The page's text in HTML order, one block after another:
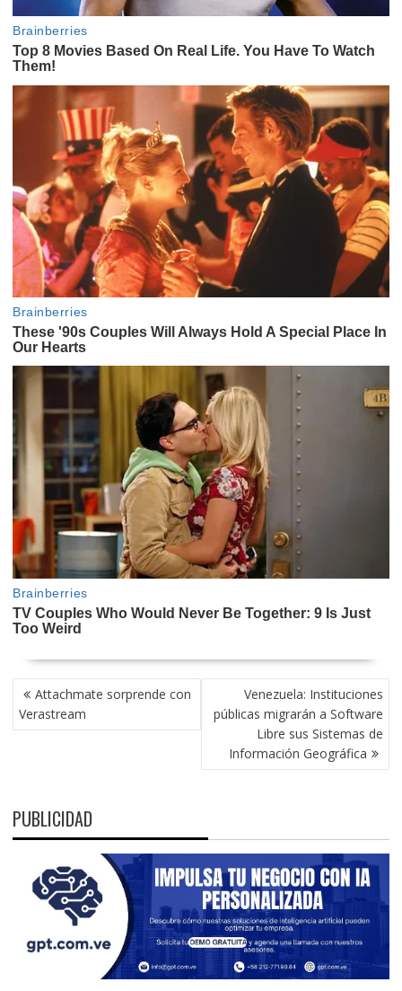
NAVEGACIÓN
DE
ENTRADAS
Attachmate sorprende con
Verastream
Venezuela: Instituciones
públicas migrarán a Software
Libre sus Sistemas de
Información Geográfica
PUBLICIDAD